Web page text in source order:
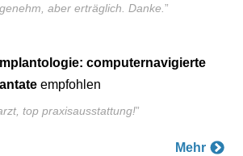
aber erträglich. Danke. ”
Implantologie: computernavigierte
empfohlen
top praxisausstattung!”
Mehr